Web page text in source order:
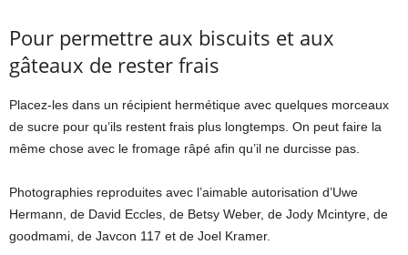
Pour permettre aux biscuits et aux
gâteaux de rester frais
Placez-les dans un récipient hermétique avec quelques morceaux
de sucre pour qu’ils restent frais plus longtemps. On peut faire la
même chose avec le fromage râpé afin qu’il ne durcisse pas.
Photographies reproduites avec l’aimable autorisation d’Uwe
Hermann, de David Eccles, de Betsy Weber, de Jody Mcintyre, de
goodmami, de Javcon 117 et de Joel Kramer.